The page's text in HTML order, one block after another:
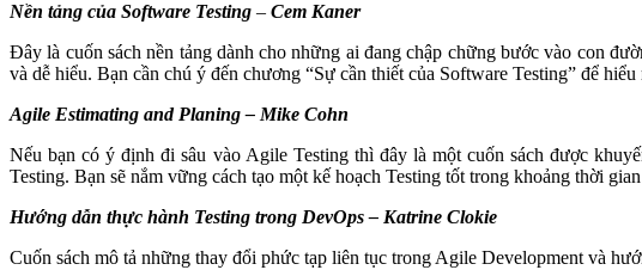
Nền tảng của Software Testing – Cem Kaner
Đây là cuốn sách nền tảng dành cho những ai đang chập chững bước vào con
và dễ hiểu. Bạn cần chú ý đến chương “Sự cần thiết của Software Testing” để
Agile Estimating and Planing – Mike Cohn
Nếu bạn có ý định đi sâu vào Agile Testing thì đây là một cuốn sách được
Testing. Bạn sẽ nắm vững cách tạo một kế hoạch Testing tốt trong khoảng thời
Hướng dẫn thực hành Testing trong DevOps – Katrine Clokie
Cuốn sách mô tả những thay đổi phức tạp liên tục trong Agile Development và